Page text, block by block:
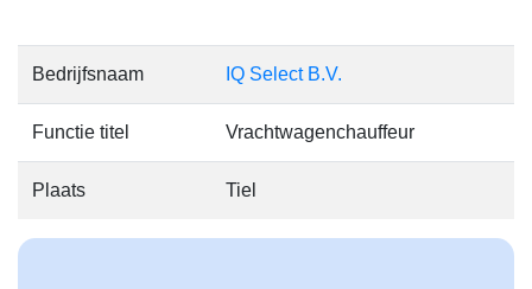
Bedrijfsnaam IQ Select B.V.
Functie titel Vrachtwagenchauffeur
Plaats Tiel